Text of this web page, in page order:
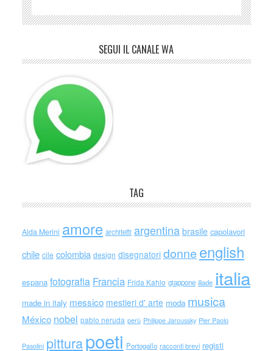
SEGUI IL CANALE WA
TAG
Alda Merini amore architetti argentina brasile capolavori
chile cile colombia design disegnatori donne english
espana fotografia Francia Frida Kahlo giappone iliade italia
made in italy messico mestieri d' arte moda musica
México nobel pablo neruda perù Philippe Jaroussky Pier Paolo
Pasolini pitturapoeti Portogallo racconti brevi registi